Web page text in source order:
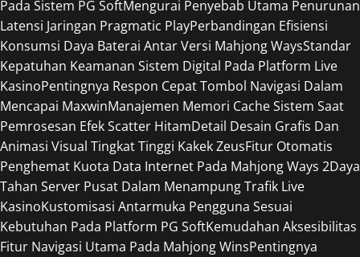
Pada Sistem PG SoftMengurai Penyebab Utama Penurunan
Latensi Jaringan Pragmatic PlayPerbandingan Efisiensi
Konsumsi Daya Baterai Antar Versi Mahjong WaysStandar
Kepatuhan Keamanan Sistem Digital Pada Platform Live
KasinoPentingnya Respon Cepat Tombol Navigasi Dalam
Mencapai MaxwinManajemen Memori Cache Sistem Saat
Pemrosesan Efek Scatter HitamDetail Desain Grafis Dan
Animasi Visual Tingkat Tinggi Kakek ZeusFitur Otomatis
Penghemat Kuota Data Internet Pada Mahjong Ways 2Daya
Tahan Server Pusat Dalam Menampung Trafik Live
KasinoKustomisasi Antarmuka Pengguna Sesuai
Kebutuhan Pada Platform PG SoftKemudahan Aksesibilitas
Fitur Navigasi Utama Pada Mahjong WinsPentingnya